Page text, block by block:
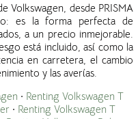
Volkswagen, desde PRISMA
es la forma perfecta de
a un precio inmejorable.
está incluido, así como la
en carretera, el cambio
y las averías.
· Renting Volkswagen T
· Renting Volkswagen T